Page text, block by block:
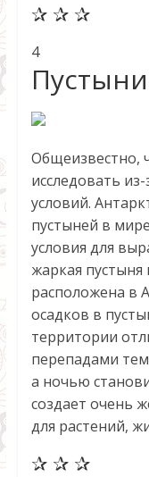
✰ ✰ ✰
4
Пустыни
Общеизвестно,
исследовать
условий.
пустыней в
условия для
жаркая
расположена в
осадков в
территории
перепадами
а ночью
создает очень
для растений,
✰ ✰ ✰